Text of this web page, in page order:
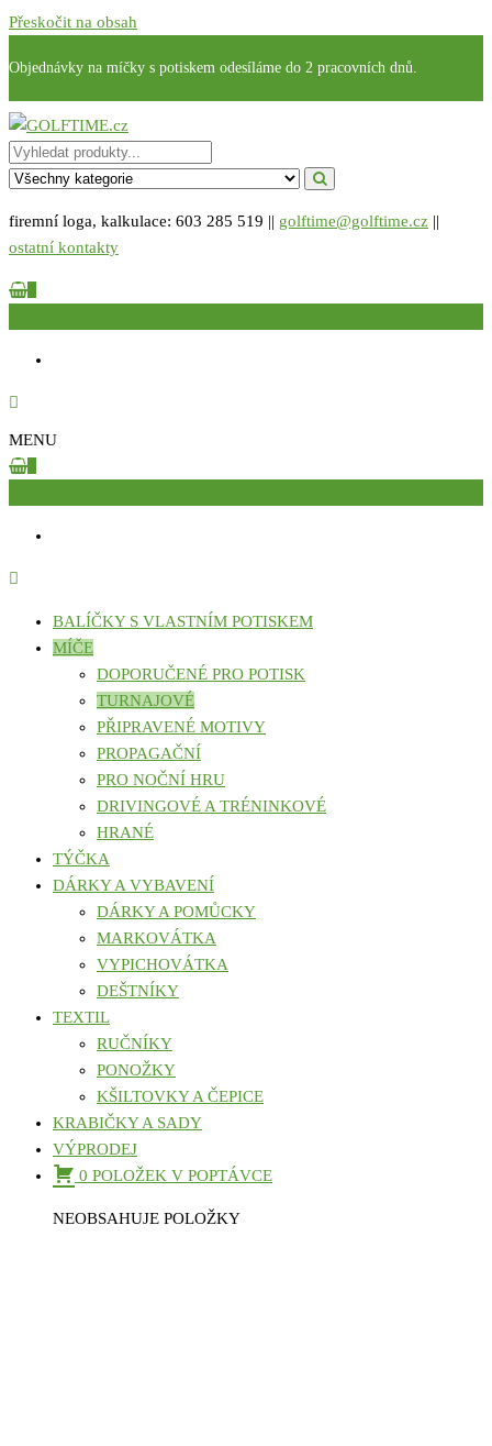
Přeskočit na obsah
Objednávky na míčky s potiskem odesíláme do 2 pracovních dnů.
GOLFTIME.cz
Golfové reklamní předměty s potiskem
firemní loga, kalkulace: 603 285 519 || golftime@golftime.cz ||
ostatní kontakty
MENU
BALÍČKY S VLASTNÍM POTISKEM
MÍČE
DOPORUČENÉ PRO POTISK
TURNAJOVÉ
PŘIPRAVENÉ MOTIVY
PROPAGAČNÍ
PRO NOČNÍ HRU
DRIVINGOVÉ A TRÉNINKOVÉ
HRANÉ
TÝČKA
DÁRKY A VYBAVENÍ
DÁRKY A POMŮCKY
MARKOVÁTKA
VYPICHOVÁTKA
DEŠTNÍKY
TEXTIL
RUČNÍKY
PONOŽKY
KŠILTOVKY A ČEPICE
KRABIČKY A SADY
VÝPRODEJ
0 POLOŽEK V POPTÁVCE
NEOBSAHUJE POLOŽKY